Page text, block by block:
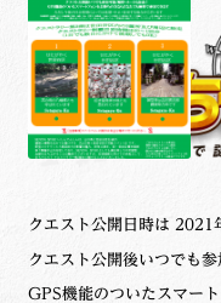
クエスト公開日時は 2021
クエスト公開後いつでも
GPS機能のついたスマー